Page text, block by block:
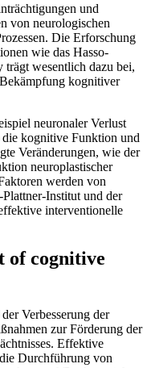
und
von neurologischen
Die Erforschung
wie das Hasso-
wesentlich dazu bei,
kognitiver
neuronaler Verlust
kognitive Funktion und
Veränderungen, wie der
neuroplastischer
werden von
Institut und der
interventionelle
of cognitive
Verbesserung der
zur Förderung der
Effektive
Durchführung von